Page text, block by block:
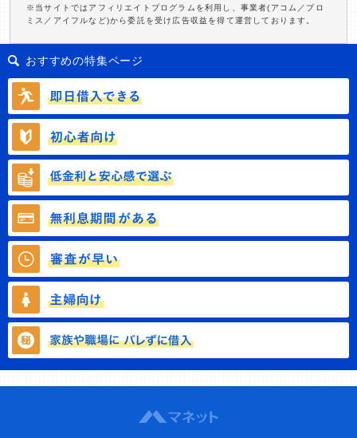
※当サイトではアフィリエイトプログラムを利用し、事業者(アコム／プロ
ミス／アイフルなど)から委託を受け広告収益を得て運営しております。
おすすめの特集ページ